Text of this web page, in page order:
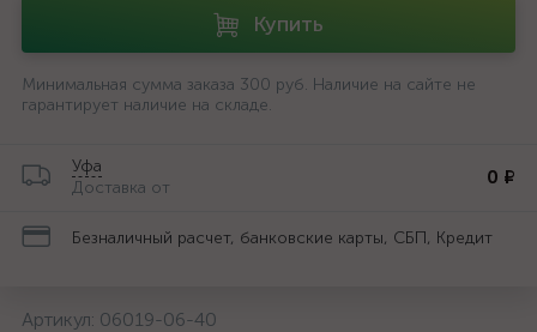
Купить
Минимальная сумма заказа 300 руб. Наличие на сайте не
гарантирует наличие на складе.
Уфа
Доставка от
0 ₽
Безналичный расчет, банковские карты, СБП, Кредит
Артикул: 06019-06-40